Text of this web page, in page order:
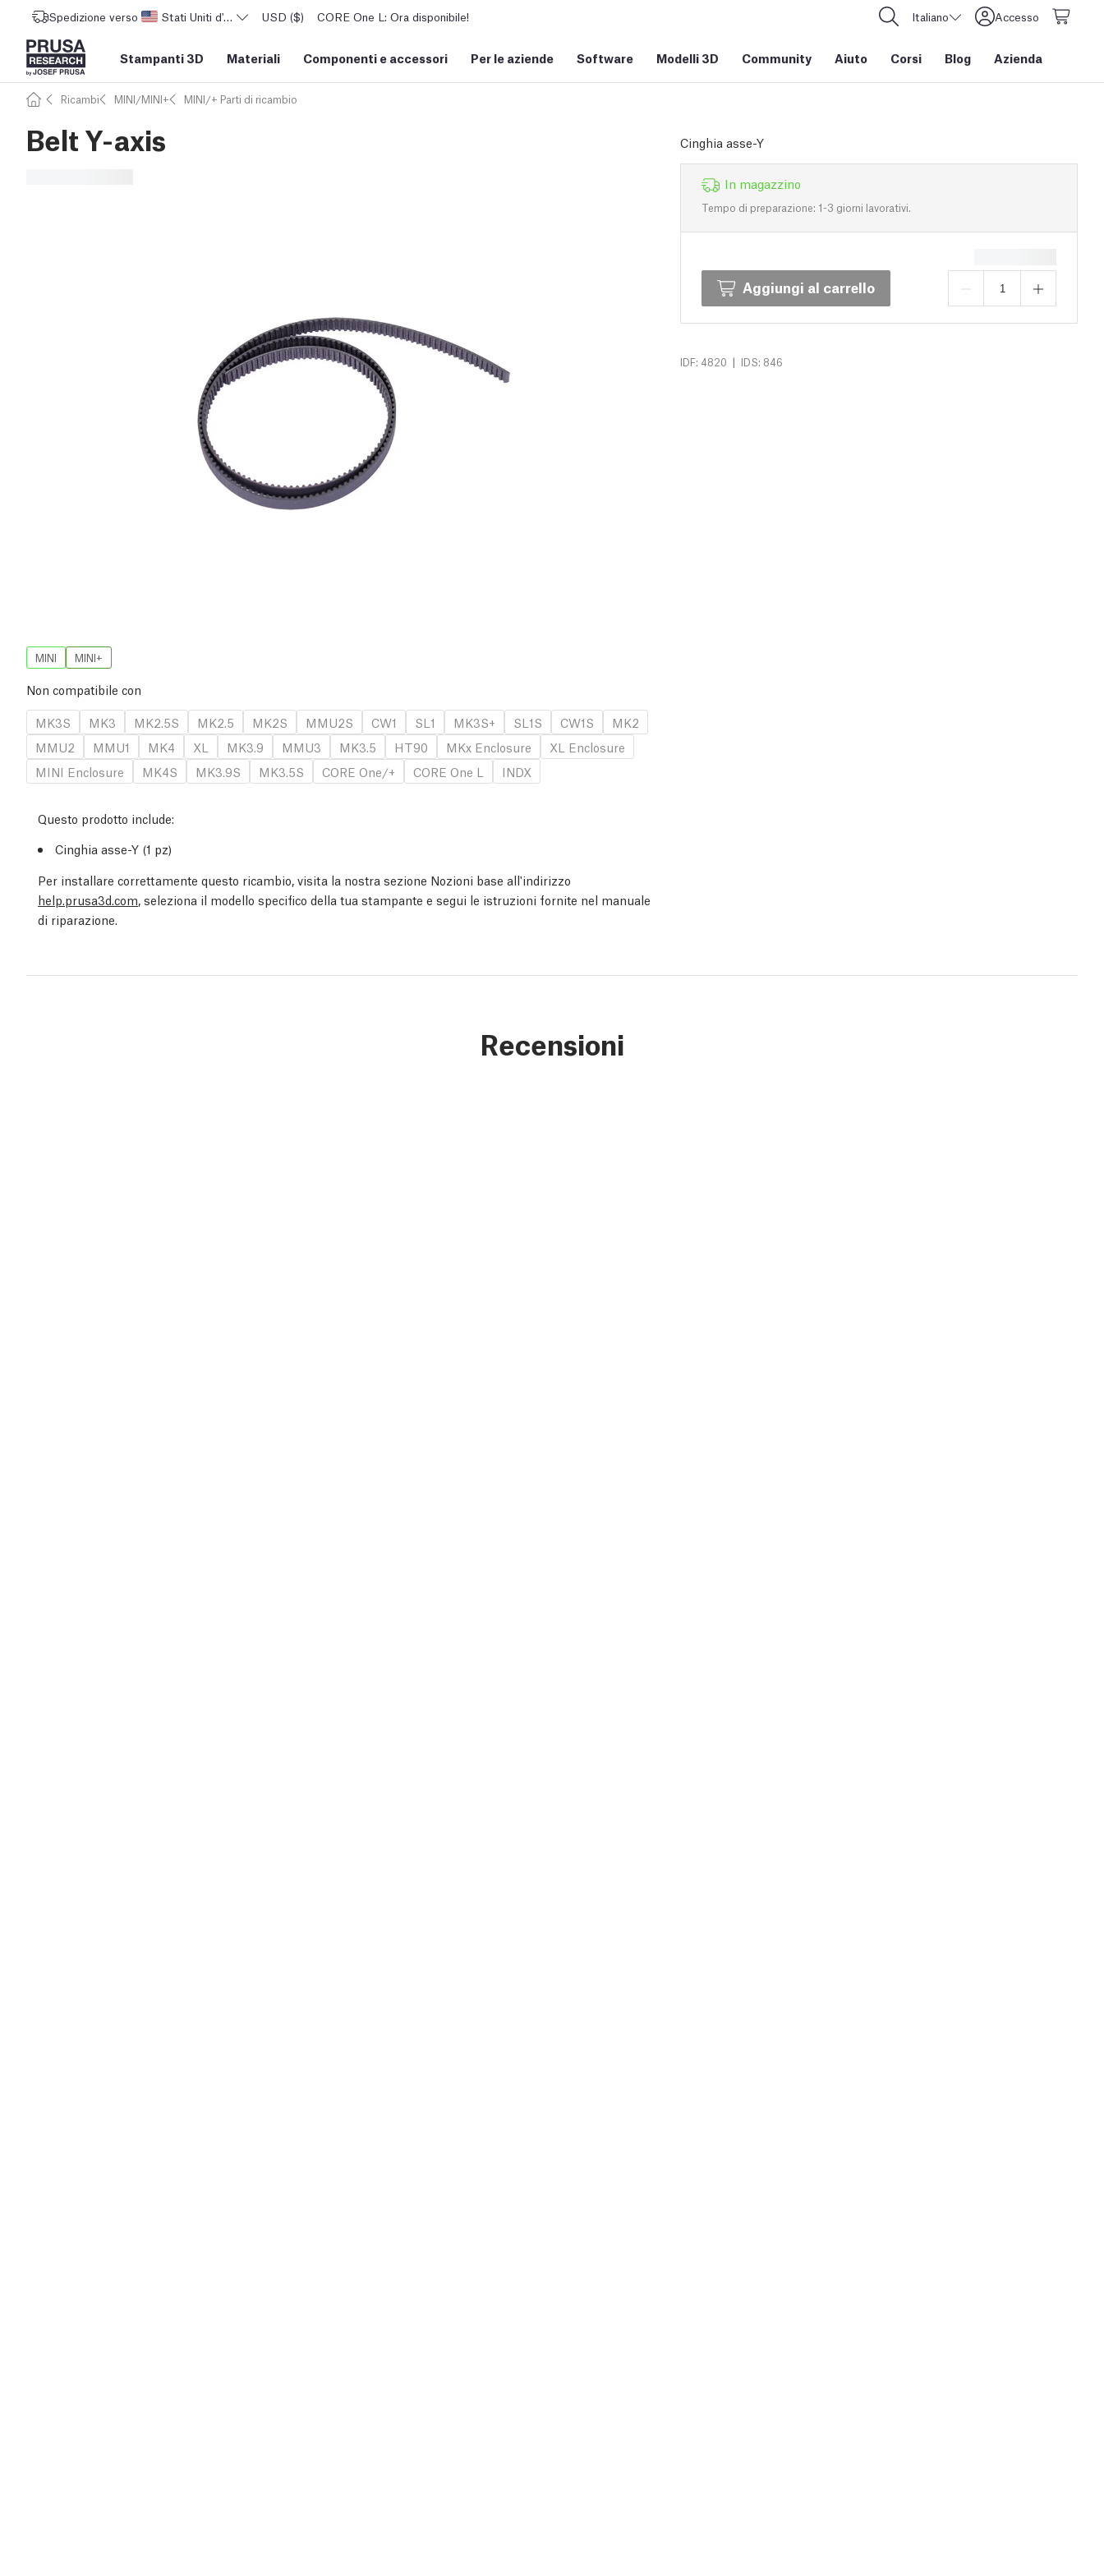
Spedizione verso Stati Uniti d'AmericaUSD ($) CORE One L: Ora disponibile! Italiano Accesso
Stampanti 3D Materiali Componenti e accessori Per le aziende Software Modelli 3D Community Aiuto Corsi Blog Azienda
Ricambi MINI/MINI+ MINI/+ Parti di ricambio
Belt Y-axis Cinghia asse-Y
In magazzino
Tempo di preparazione: 1-3 giorni lavorativi.
Aggiungi al carrello
IDF: 4820 | IDS: 846
MINI MINI+
Non compatibile con
MK3S
MK3 MK2.5S MK2.5 MK2S MMU2S CW1 SL1 MK3S+ SL1S CW1S
MK2
MMU2
MMU1 MK4 XL MK3.9 MMU3 MK3.5 HT90 MKx Enclosure
XL Enclosure
MINI Enclosure
MK4S MK3.9S MK3.5S CORE One/+ CORE One L INDX
Questo prodotto include:
Cinghia asse-Y (1 pz)
Per installare correttamente questo ricambio, visita la nostra sezione Nozioni base all'indirizzo
help.prusa3d.com, seleziona il modello specifico della tua stampante e segui le istruzioni fornite nel manuale
di riparazione.
Recensioni